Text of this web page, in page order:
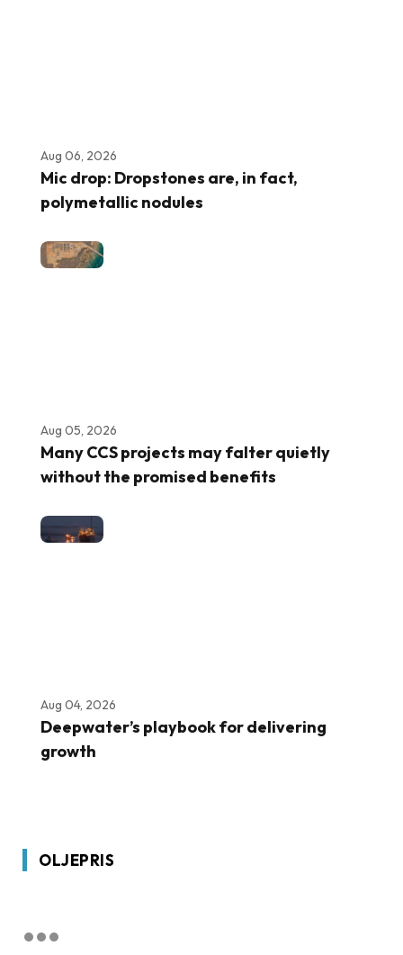
Aug 06, 2026
Mic drop: Dropstones are, in fact,
polymetallic nodules
Aug 05, 2026
Many CCS projects may falter quietly
without the promised benefits
Aug 04, 2026
Deepwater’s playbook for delivering
growth
OLJEPRIS